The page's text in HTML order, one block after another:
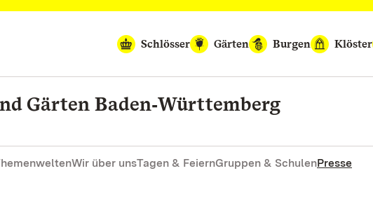
Schlösser
Gärten Burgen Klöster
Gärten Baden‑Württemberg
Wir über unsTagen & FeiernGruppen & SchulenPresse